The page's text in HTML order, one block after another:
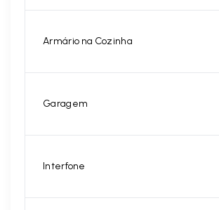
Armário na Cozinha
Garagem
Interfone